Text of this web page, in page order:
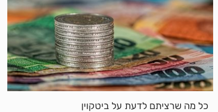
כל מה שרציתם לדעת על ביטקוין